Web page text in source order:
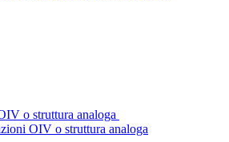
o struttura analoga
OIV o struttura analoga